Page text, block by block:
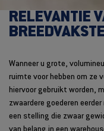
RELEVANTIE
Wanneer u grote,
ruimte voor hebben om ze
hiervoor gebruikt worden,
zwaardere goederen
een stelling die zwaar